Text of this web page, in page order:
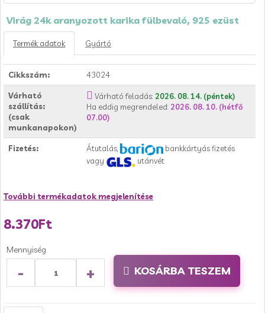
Virág 24k aranyozott karika fülbevaló, 925 ezüst
Termék adatok Gyártó
Cikkszám: 43024
Várható
szállítás:
(csak
munkanapokon)
Várható feladás: 2026. 08. 14. (péntek)
Ha eddig megrendeled: 2026. 08. 10. (hétfő
07.00)
Fizetés: Átutalás,
bankkártyás fizetés
vagy
utánvét
További termékadatok megjelenítése
8.370Ft
Mennyiség
- + KOSÁRBA TESZEM